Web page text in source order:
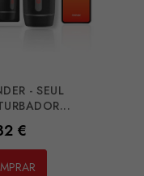
- SEUL
€